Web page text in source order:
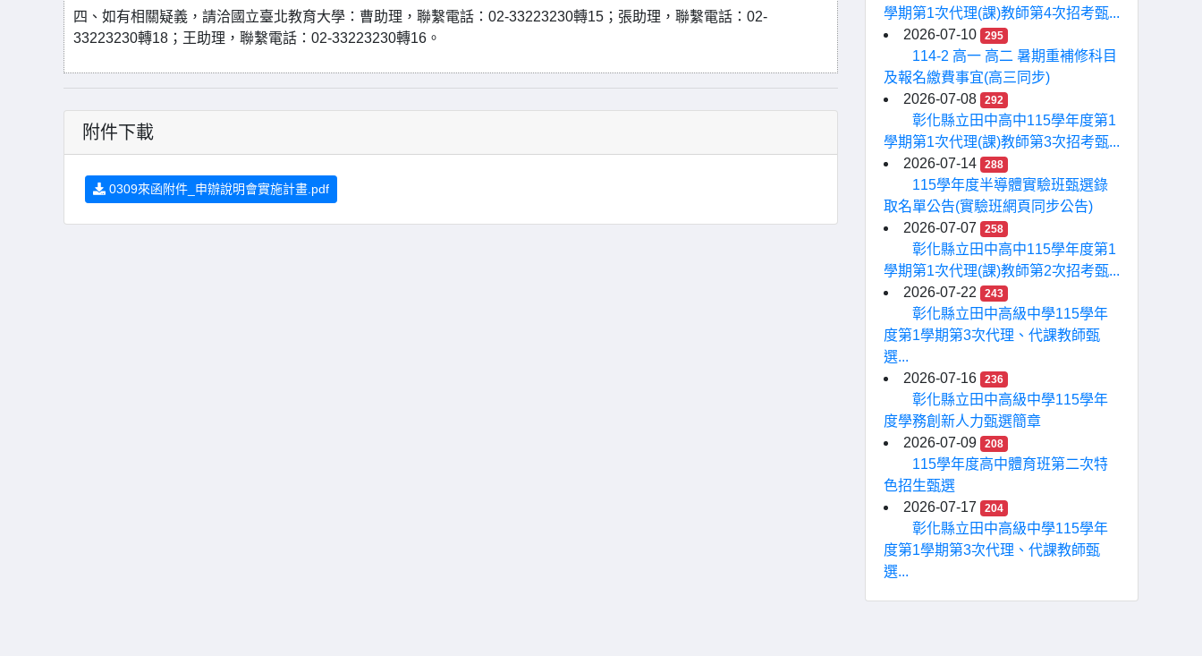
四、如有相關疑義，請洽國立臺北教育大學：曹助理，聯繫電話：02-33223230轉15；張助理，聯繫電話：02-
33223230轉18；王助理，聯繫電話：02-33223230轉16。
附件下載
0309來函附件_申辦說明會實施計畫.pdf
學期第1次代理(課)教師第4次招考甄...
2026-07-10
295
114-2 高一 高二 暑期重補修科目
及報名繳費事宜(高三同步)
2026-07-08
292
彰化縣立田中高中115學年度第1
學期第1次代理(課)教師第3次招考甄...
2026-07-14
288
115學年度半導體實驗班甄選錄
取名單公告(實驗班網頁同步公告)
2026-07-07
258
彰化縣立田中高中115學年度第1
學期第1次代理(課)教師第2次招考甄...
2026-07-22
243
彰化縣立田中高級中學115學年
度第1學期第3次代理、代課教師甄
選...
2026-07-16
236
彰化縣立田中高級中學115學年
度學務創新人力甄選簡章
2026-07-09
208
115學年度高中體育班第二次特
色招生甄選
2026-07-17
204
彰化縣立田中高級中學115學年
度第1學期第3次代理、代課教師甄
選...